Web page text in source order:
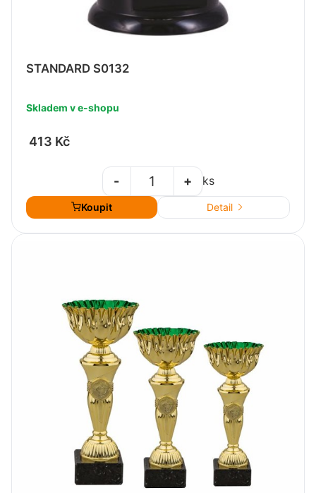
STANDARD S0132
Skladem v e-shopu
413 Kč
+
- ks
Koupit Detail